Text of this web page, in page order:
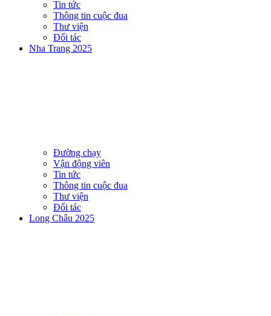
Tin tức
Thông tin cuộc đua
Thư viện
Đối tác
Nha Trang 2025
Đường chạy
Vận động viên
Tin tức
Thông tin cuộc đua
Thư viện
Đối tác
Long Châu 2025